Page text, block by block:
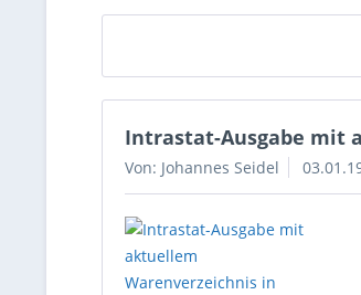
Intrastat-Ausgabe mit
Von: Johannes Seidel